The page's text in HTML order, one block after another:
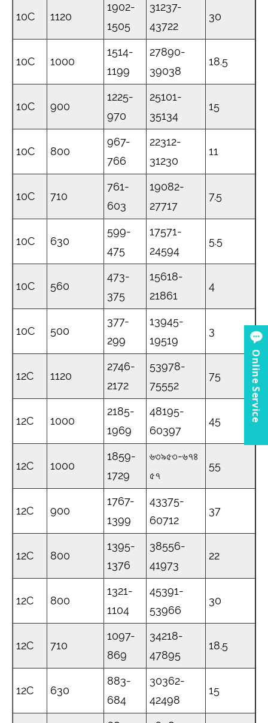
10C 1120
1902-
1505
31237-
43722
30
10C 1000
1514-
1199
27890-
39038
18.5
10C 900
1225-
970
25101-
35134
15
10C 800
967-
766
22312-
31230
11
10C 710
761-
603
19082-
27717
7.5
10C 630
599-
475
17571-
24594
5.5
10C 560
473-
375
15618-
21861
4
10C 500
377-
299
13945-
19519
3
12C 1120
2746-
2172
53978-
75552
75
12C 1000
2185-
1969
48195-
60397
45
12C 1000
1859-
1729
৬৩৯৫৩-৬৭৪
৫৭
55
12C 900
1767-
1399
43375-
60712
37
12C 800
1395-
1376
38556-
41973
22
12C 800
1321-
1104
45391-
53966
30
12C 710
1097-
869
34218-
47895
18.5
12C 630
883-
684
30362-
42498
15
Online Service